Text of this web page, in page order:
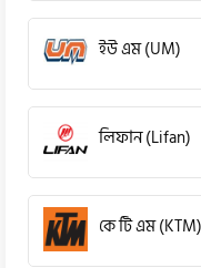
ইউ এম (UM)
লিফান (Lifan)
কে টি এম (KTM)